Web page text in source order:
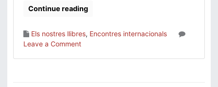
Continue reading
Els nostres llibres, Encontres internacionals
Leave a Commenton